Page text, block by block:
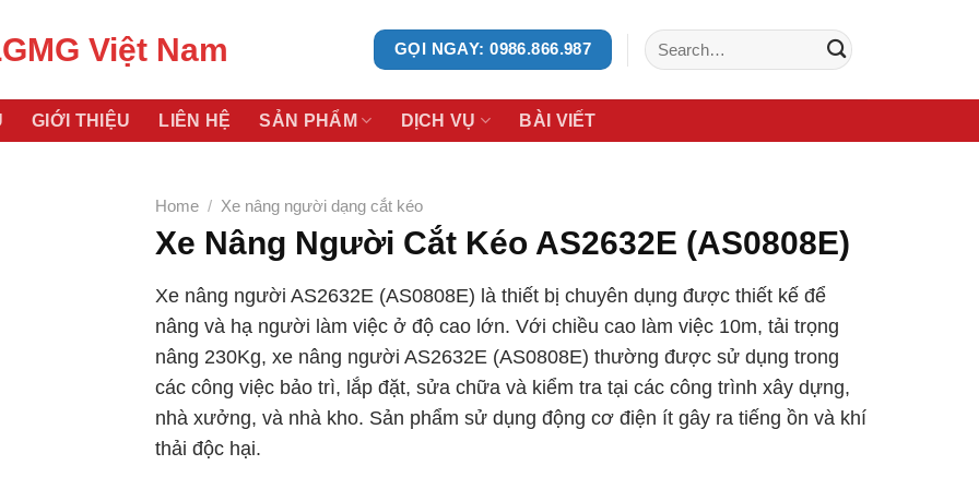
Việt Nam GỌI NGAY: 0986.866.987
Search
for:
GIỚI THIỆU LIÊN HỆ SẢN PHẨM DỊCH VỤ BÀI VIẾT
Home / Xe nâng người dạng cắt kéo
Xe Nâng Người Cắt Kéo AS2632E (AS0808E)
Xe nâng người AS2632E (AS0808E) là thiết bị chuyên dụng được thiết kế để
nâng và hạ người làm việc ở độ cao lớn. Với chiều cao làm việc 10m, tải trọng
nâng 230Kg, xe nâng người AS2632E (AS0808E) thường được sử dụng trong
các công việc bảo trì, lắp đặt, sửa chữa và kiểm tra tại các công trình xây dựng,
nhà xưởng, và nhà kho. Sản phẩm sử dụng động cơ điện ít gây ra tiếng ồn và khí
thải độc hại.